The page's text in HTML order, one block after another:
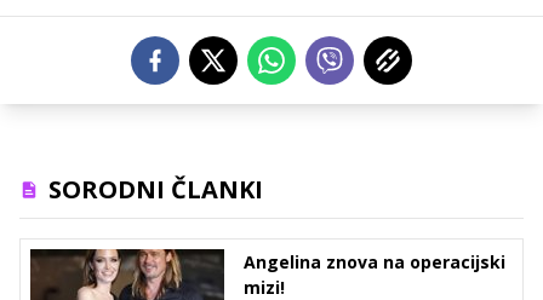
SORODNI ČLANKI
Angelina znova na operacijski
mizi!